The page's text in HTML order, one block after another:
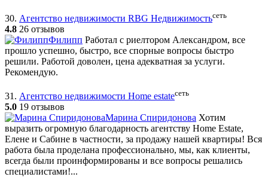
30. Агентство недвижимости RBG Недвижимостьсеть
4.8 26 отзывов
Филипп Работал с риелтором Александром, все
прошло успешно, быстро, все спорные вопросы быстро
решили. Работой доволен, цена адекватная за услуги.
Рекомендую.
31. Агентство недвижимости Home estateсеть
5.0 19 отзывов
Марина Спиридонова Хотим
выразить огромную благодарность агентству Home Estate,
Елене и Сабине в частности, за продажу нашей квартиры! Вся
работа была проделана профессионально, мы, как клиенты,
всегда были проинформированы и все вопросы решались
специалистами!...